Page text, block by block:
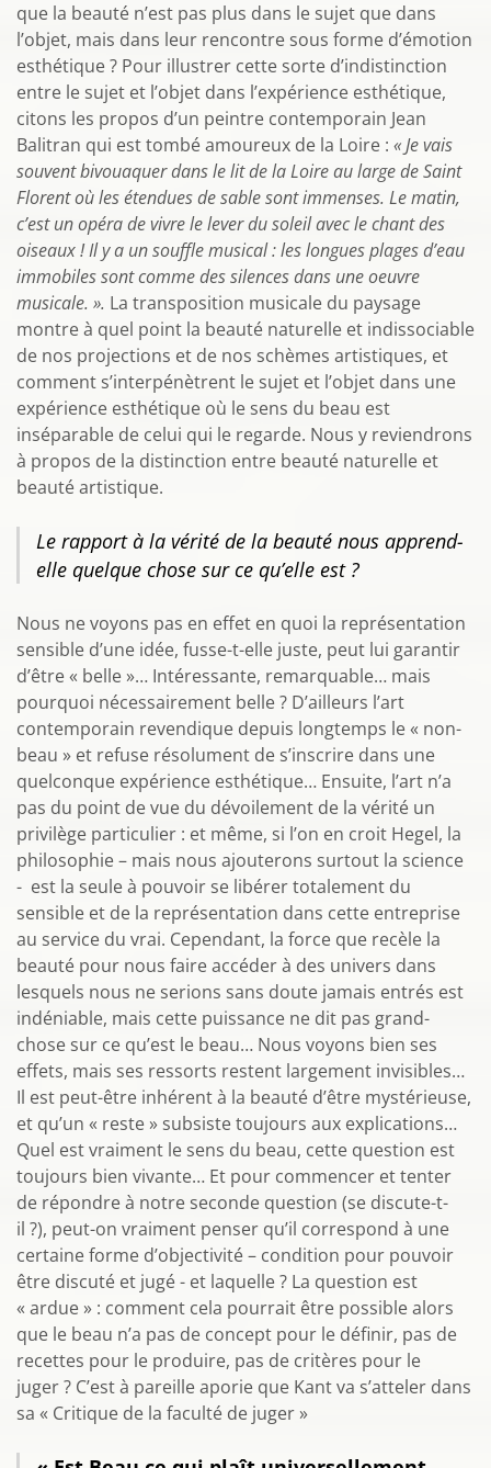
que la beauté n’est pas plus dans le sujet que dans
l’objet, mais dans leur rencontre sous forme d’émotion
esthétique ? Pour illustrer cette sorte d’indistinction
entre le sujet et l’objet dans l’expérience esthétique,
citons les propos d’un peintre contemporain Jean
Balitran qui est tombé amoureux de la Loire : « Je vais
souvent bivouaquer dans le lit de la Loire au large de Saint
Florent où les étendues de sable sont immenses. Le matin,
c’est un opéra de vivre le lever du soleil avec le chant des
oiseaux ! Il y a un souffle musical : les longues plages d’eau
immobiles sont comme des silences dans une oeuvre
musicale. ». La transposition musicale du paysage
montre à quel point la beauté naturelle et indissociable
de nos projections et de nos schèmes artistiques, et
comment s’interpénètrent le sujet et l’objet dans une
expérience esthétique où le sens du beau est
inséparable de celui qui le regarde. Nous y reviendrons
à propos de la distinction entre beauté naturelle et
beauté artistique.
Le rapport à la vérité de la beauté nous apprend-
elle quelque chose sur ce qu’elle est ?
Nous ne voyons pas en effet en quoi la représentation
sensible d’une idée, fusse-t-elle juste, peut lui garantir
d’être « belle »… Intéressante, remarquable… mais
pourquoi nécessairement belle ? D’ailleurs l’art
contemporain revendique depuis longtemps le « non-
beau » et refuse résolument de s’inscrire dans une
quelconque expérience esthétique… Ensuite, l’art n’a
pas du point de vue du dévoilement de la vérité un
privilège particulier : et même, si l’on en croit Hegel, la
philosophie – mais nous ajouterons surtout la science
- est la seule à pouvoir se libérer totalement du
sensible et de la représentation dans cette entreprise
au service du vrai. Cependant, la force que recèle la
beauté pour nous faire accéder à des univers dans
lesquels nous ne serions sans doute jamais entrés est
indéniable, mais cette puissance ne dit pas grand-
chose sur ce qu’est le beau… Nous voyons bien ses
effets, mais ses ressorts restent largement invisibles…
Il est peut-être inhérent à la beauté d’être mystérieuse,
et qu’un « reste » subsiste toujours aux explications…
Quel est vraiment le sens du beau, cette question est
toujours bien vivante… Et pour commencer et tenter
de répondre à notre seconde question (se discute-t-
il ?), peut-on vraiment penser qu’il correspond à une
certaine forme d’objectivité – condition pour pouvoir
être discuté et jugé - et laquelle ? La question est
« ardue » : comment cela pourrait être possible alors
que le beau n’a pas de concept pour le définir, pas de
recettes pour le produire, pas de critères pour le
juger ? C’est à pareille aporie que Kant va s’atteler dans
sa « Critique de la faculté de juger »